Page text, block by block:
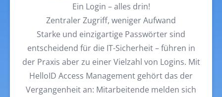
Ein Login – alles drin!
Zentraler Zugriff, weniger Aufwand
Starke und einzigartige Passwörter sind
entscheidend für die IT-Sicherheit – führen in
der Praxis aber zu einer Vielzahl von Logins. Mit
HelloID Access Management gehört das der
Vergangenheit an: Mitarbeitende melden sich